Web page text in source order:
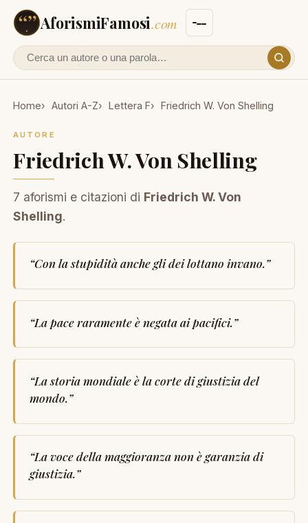
AforismiFamosi.com
Cerca un autore o un aforisma
Home Autori A-Z Lettera F Friedrich W. Von Shelling
AUTORE
Friedrich W. Von Shelling
7 aforismi e citazioni di Friedrich W. Von
Shelling.
“Con la stupidità anche gli dei lottano invano.”
“La pace raramente è negata ai pacifici.”
“La storia mondiale è la corte di giustizia del
mondo.”
“La voce della maggioranza non è garanzia di
giustizia.”